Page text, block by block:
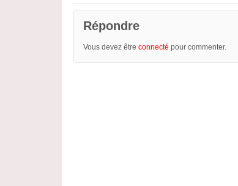
Répondre
Vous devez être connecté pour commenter.